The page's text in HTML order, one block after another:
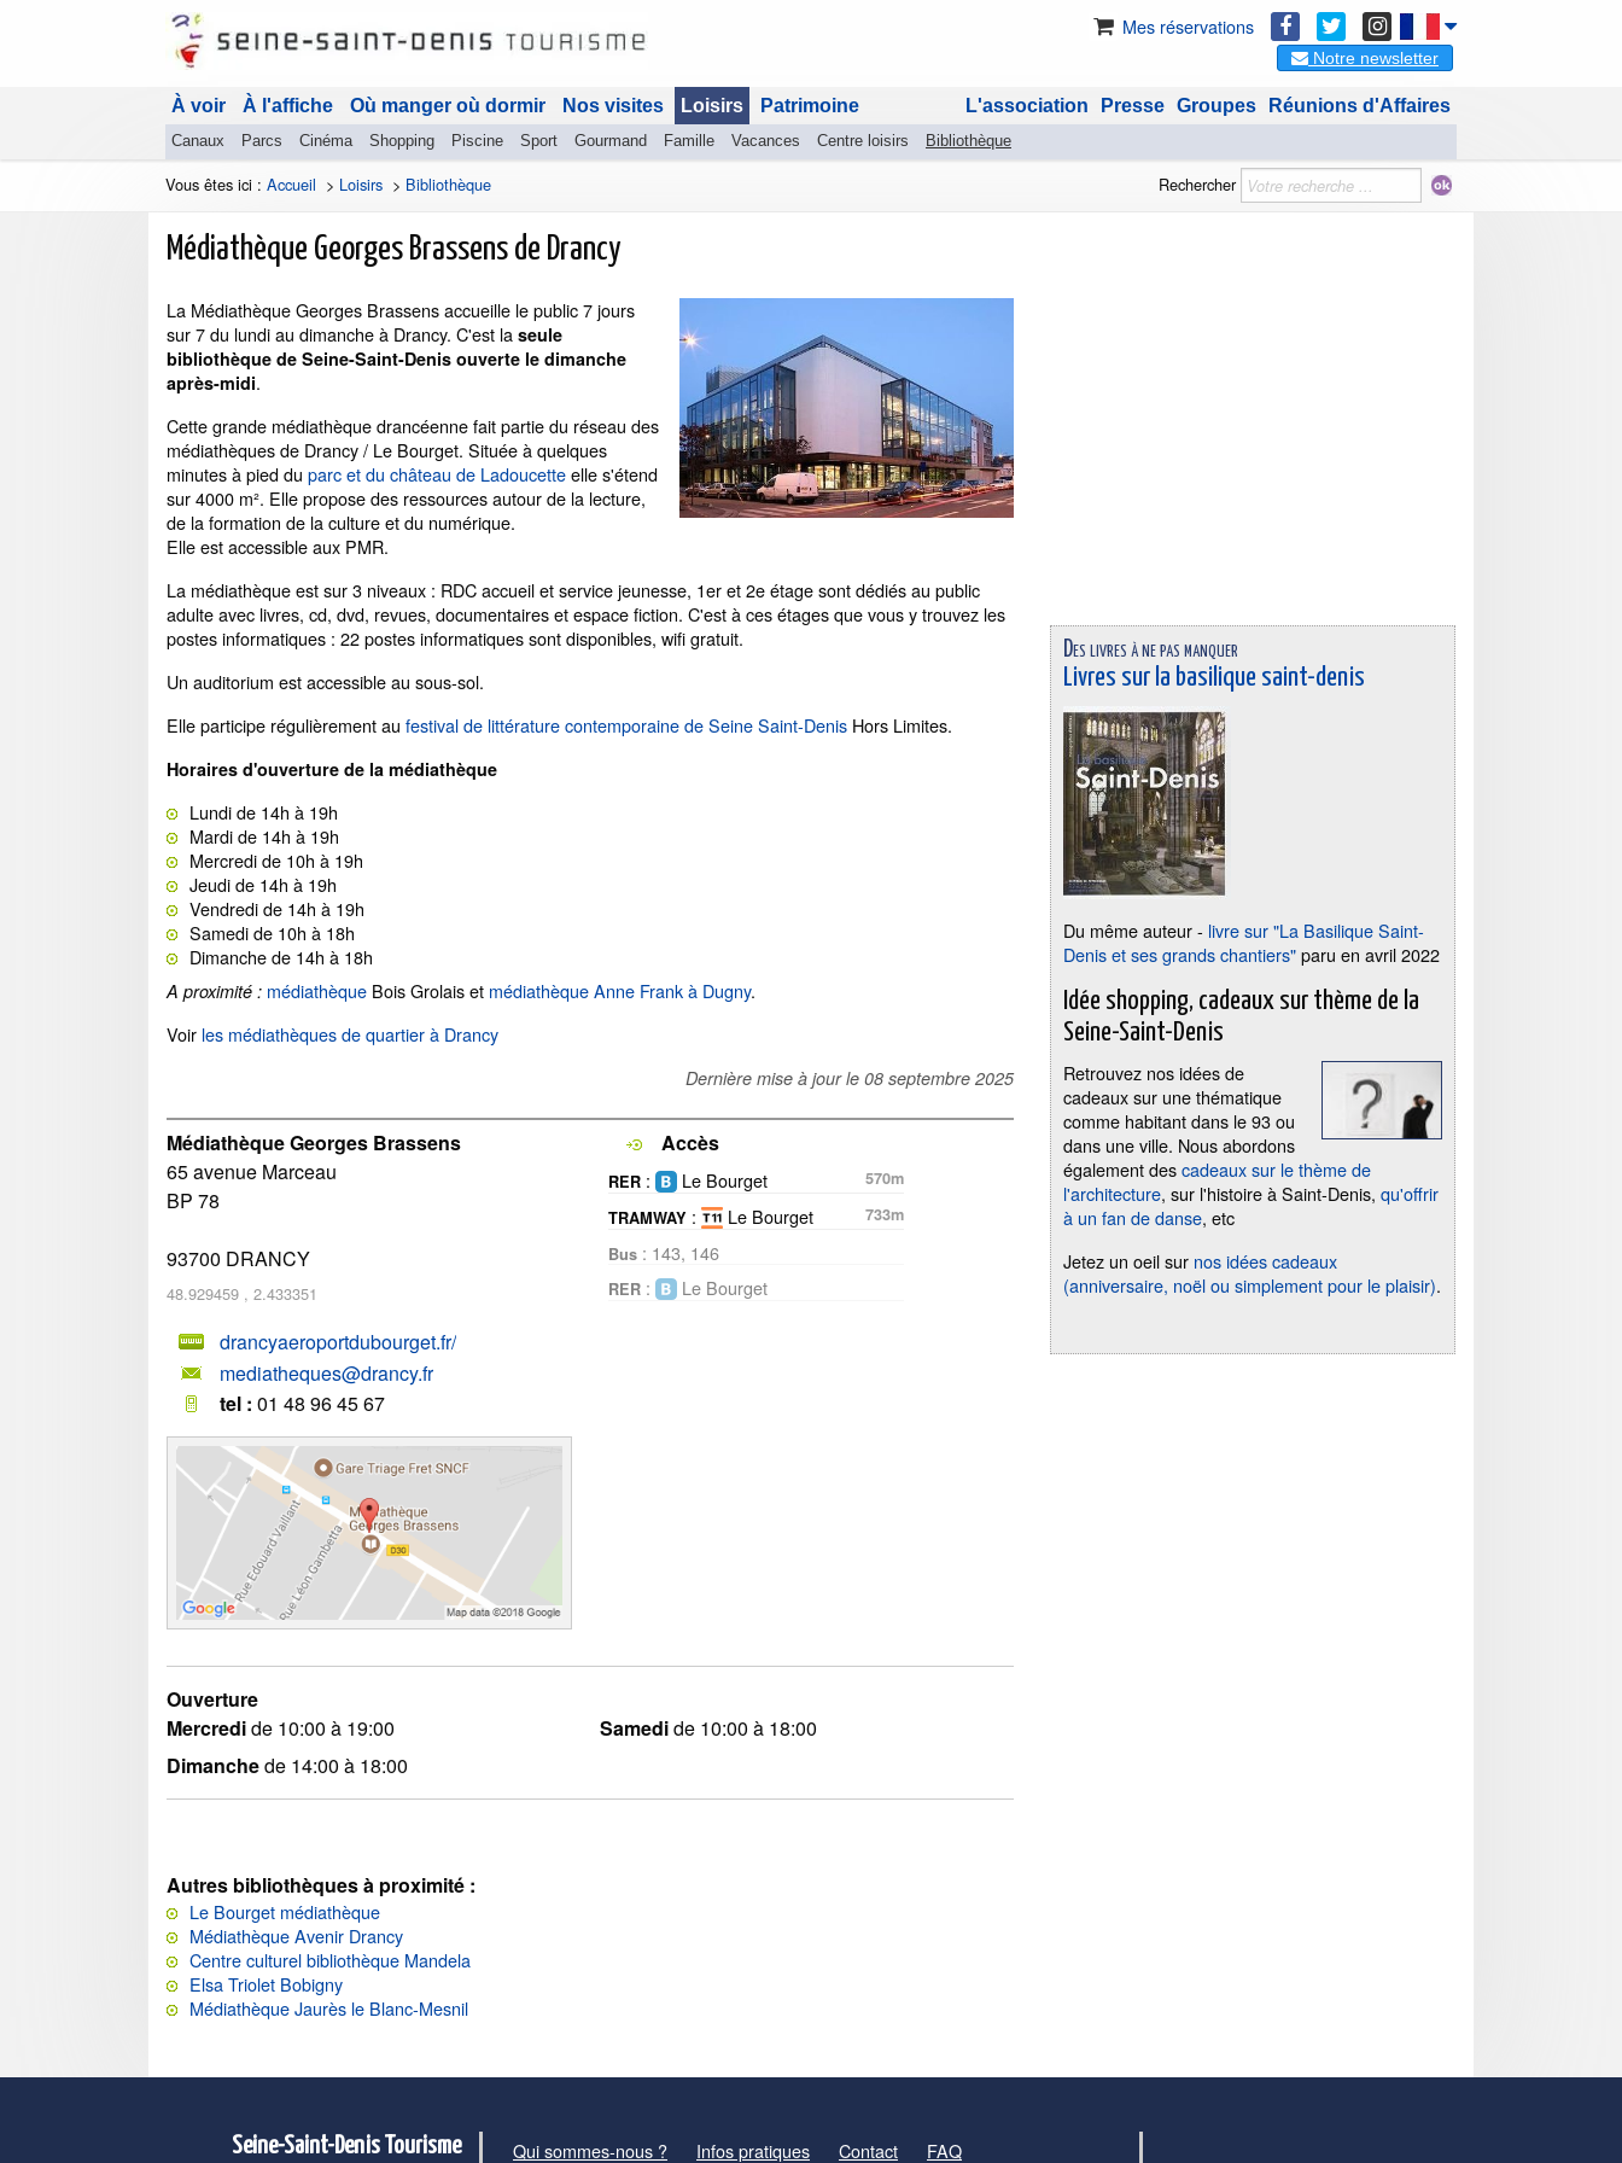
Mes réservations
Notre newsletter
À voir À l'affiche Où manger où dormir Nos visites Loisirs
Canaux Parcs Cinéma Shopping Piscine Sport Gourmand Famille Vacances Centre loisirs Bibliothèque
Patrimoine Réunions d'Affaires
Groupes
Presse
L'association
Vous êtes ici : Accueil > Loisirs > Bibliothèque Rechercher
Médiathèque Georges Brassens de Drancy
La Médiathèque Georges Brassens accueille le public 7 jours
sur 7 du lundi au dimanche à Drancy. C'est la seule
bibliothèque de Seine-Saint-Denis ouverte le dimanche
après-midi.
Cette grande médiathèque drancéenne fait partie du réseau des
médiathèques de Drancy / Le Bourget. Située à quelques
minutes à pied du parc et du château de Ladoucetteelle s'étend
sur 4000 m². Elle propose des ressources autour de la lecture,
de la formation de la culture et du numérique.
Elle est accessible aux PMR.
La médiathèque est sur 3 niveaux : RDC accueil et service jeunesse, 1er et 2e étage sont dédiés au public
adulte avec livres, cd, dvd, revues, documentaires et espace fiction. C'est à ces étages que vous y trouvez les
postes informatiques : 22 postes informatiques sont disponibles, wifi gratuit.
Un auditorium est accessible au sous-sol.
Elle participe régulièrement au festival de littérature contemporaine de Seine Saint-Denis Hors Limites.
Horaires d'ouverture de la médiathèque
Lundi de 14h à 19h
Mardi de 14h à 19h
Mercredi de 10h à 19h
Jeudi de 14h à 19h
Vendredi de 14h à 19h
Samedi de 10h à 18h
Dimanche de 14h à 18h
A proximité : médiathèque Bois Grolais et médiathèque Anne Frank à Dugny.
Voir les médiathèques de quartier à Drancy
Dernière mise à jour le 08 septembre 2025
Médiathèque Georges Brassens
65 avenue Marceau
BP 78
93700 DRANCY
48.929459 , 2.433351
drancyaeroportdubourget.fr/
mediatheques@drancy.fr
tel : 01 48 96 45 67
Accès
RER : Le Bourget
570m
TRAMWAY : Le Bourget
733m
Bus : 143, 146
RER : Le Bourget
Ouverture
Mercredide 10:00 à 19:00 Samedide 10:00 à 18:00
Dimanchede 14:00 à 18:00
Autres bibliothèques à proximité :
Le Bourget médiathèque
Médiathèque Avenir Drancy
Centre culturel bibliothèque Mandela
Elsa Triolet Bobigny
Médiathèque Jaurès le Blanc-Mesnil
Des livres à ne pas manquer
Livres sur la basilique saint-denis
Du même auteur - livre sur "La Basilique Saint-
Denis et ses grands chantiers"paru en avril 2022
Idée shopping, cadeaux sur thème de la
Seine-Saint-Denis
Retrouvez nos idées de
cadeaux sur une thématique
comme habitant dans le 93 ou
dans une ville. Nous abordons
également descadeaux sur le thème de
l'architecture, sur l'histoire à Saint-Denis,qu'offrir
à un fan de danse, etc
Jetez un oeil sur nos idées cadeaux
(anniversaire, noël ou simplement pour le plaisir).
Seine-Saint-Denis Tourisme Qui sommes-nous ? Infos pratiques Contact FAQ